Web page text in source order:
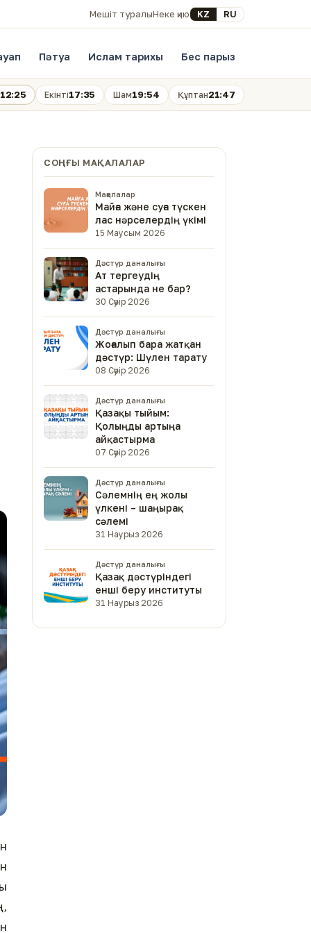
Мешіт туралыНеке қиюSelect your language
KZ RU
Пәтуа Ислам тарихы Бес парыз
12:25 Екінті17:35 Шам19:54 Құптан21:47
СОҢҒЫ МАҚАЛАЛАР
Мақалалар
Майға және суға түскен
лас нәрселердің үкімі
15 Маусым 2026
Дәстүр даналығы
Ат тергеудің
астарында не бар?
30 Сәуір 2026
Дәстүр даналығы
Жоғалып бара жатқан
дәстүр: Шүлен тарату
08 Сәуір 2026
Дәстүр даналығы
Қазақы тыйым:
Қолыңды артыңа
айқастырма
07 Сәуір 2026
Дәстүр даналығы
Сәлемнің ең жолы
үлкені – шаңырақ
сәлемі
31 Наурыз 2026
Дәстүр даналығы
Қазақ дәстүріндегі
енші беру институты
31 Наурыз 2026